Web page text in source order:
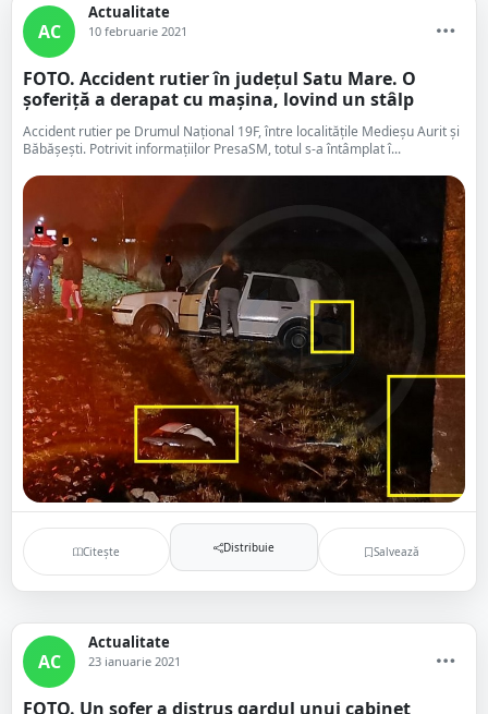
AC
Actualitate
10 februarie 2021
FOTO. Accident rutier în județul Satu Mare. O
șoferiță a derapat cu mașina, lovind un stâlp
Accident rutier pe Drumul Național 19F, între localitățile Medieșu Aurit și
Băbășești. Potrivit informațiilor PresaSM, totul s-a întâmplat î...
Citește Distribuie Salvează
AC
Actualitate
23 ianuarie 2021
FOTO. Un șofer a distrus gardul unui cabinet